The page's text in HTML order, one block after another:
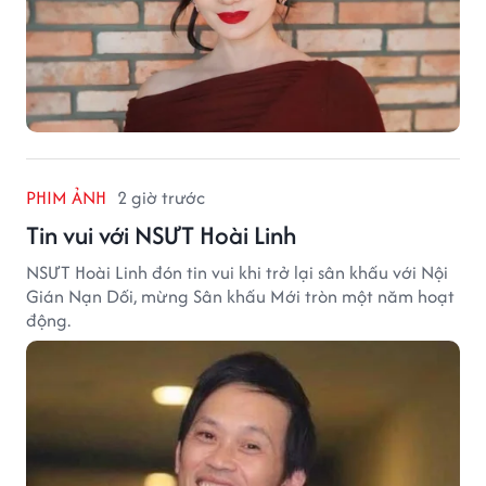
PHIM ẢNH 2 giờ trước
Tin vui với NSƯT Hoài Linh
NSƯT Hoài Linh đón tin vui khi trở lại sân khấu với Nội
Gián Nạn Dối, mừng Sân khấu Mới tròn một năm hoạt
động.